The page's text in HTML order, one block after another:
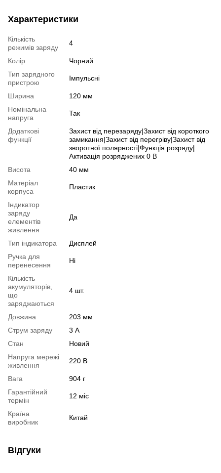
Характеристики
Кількість
режимів заряду
4
Колір
Чорний
Тип зарядного
пристрою
Імпульсні
Ширина
120 мм
Номінальна
напруга
Так
Додаткові
функції
Захист від перезаряду|Захист від короткого
замикання|Захист від перегріву|Захист від
зворотної полярності|Функція розряду|
Активація розряджених 0 В
Висота
40 мм
Матеріал
корпуса
Пластик
Індикатор
заряду
елементів
живлення
Да
Тип індикатора
Дисплей
Ручка для
перенесення
Ні
Кількість
акумуляторів,
що
заряджаються
4 шт.
Довжина
203 мм
Струм заряду
3 А
Стан
Новий
Напруга мережі
живлення
220 В
Вага
904 г
Гарантійний
термін
12 міс
Країна
виробник
Китай
Відгуки